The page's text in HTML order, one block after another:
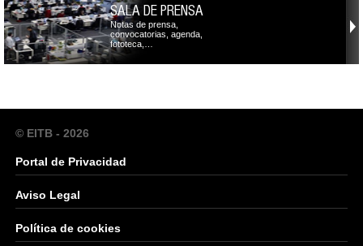
SALA DE PRENSA
Notas de prensa,
convocatorias, agenda,
fototeca,…
© EITB - 2026
Portal de Privacidad
Aviso Legal
Política de cookies